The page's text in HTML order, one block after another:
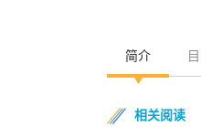
简介
相关阅读